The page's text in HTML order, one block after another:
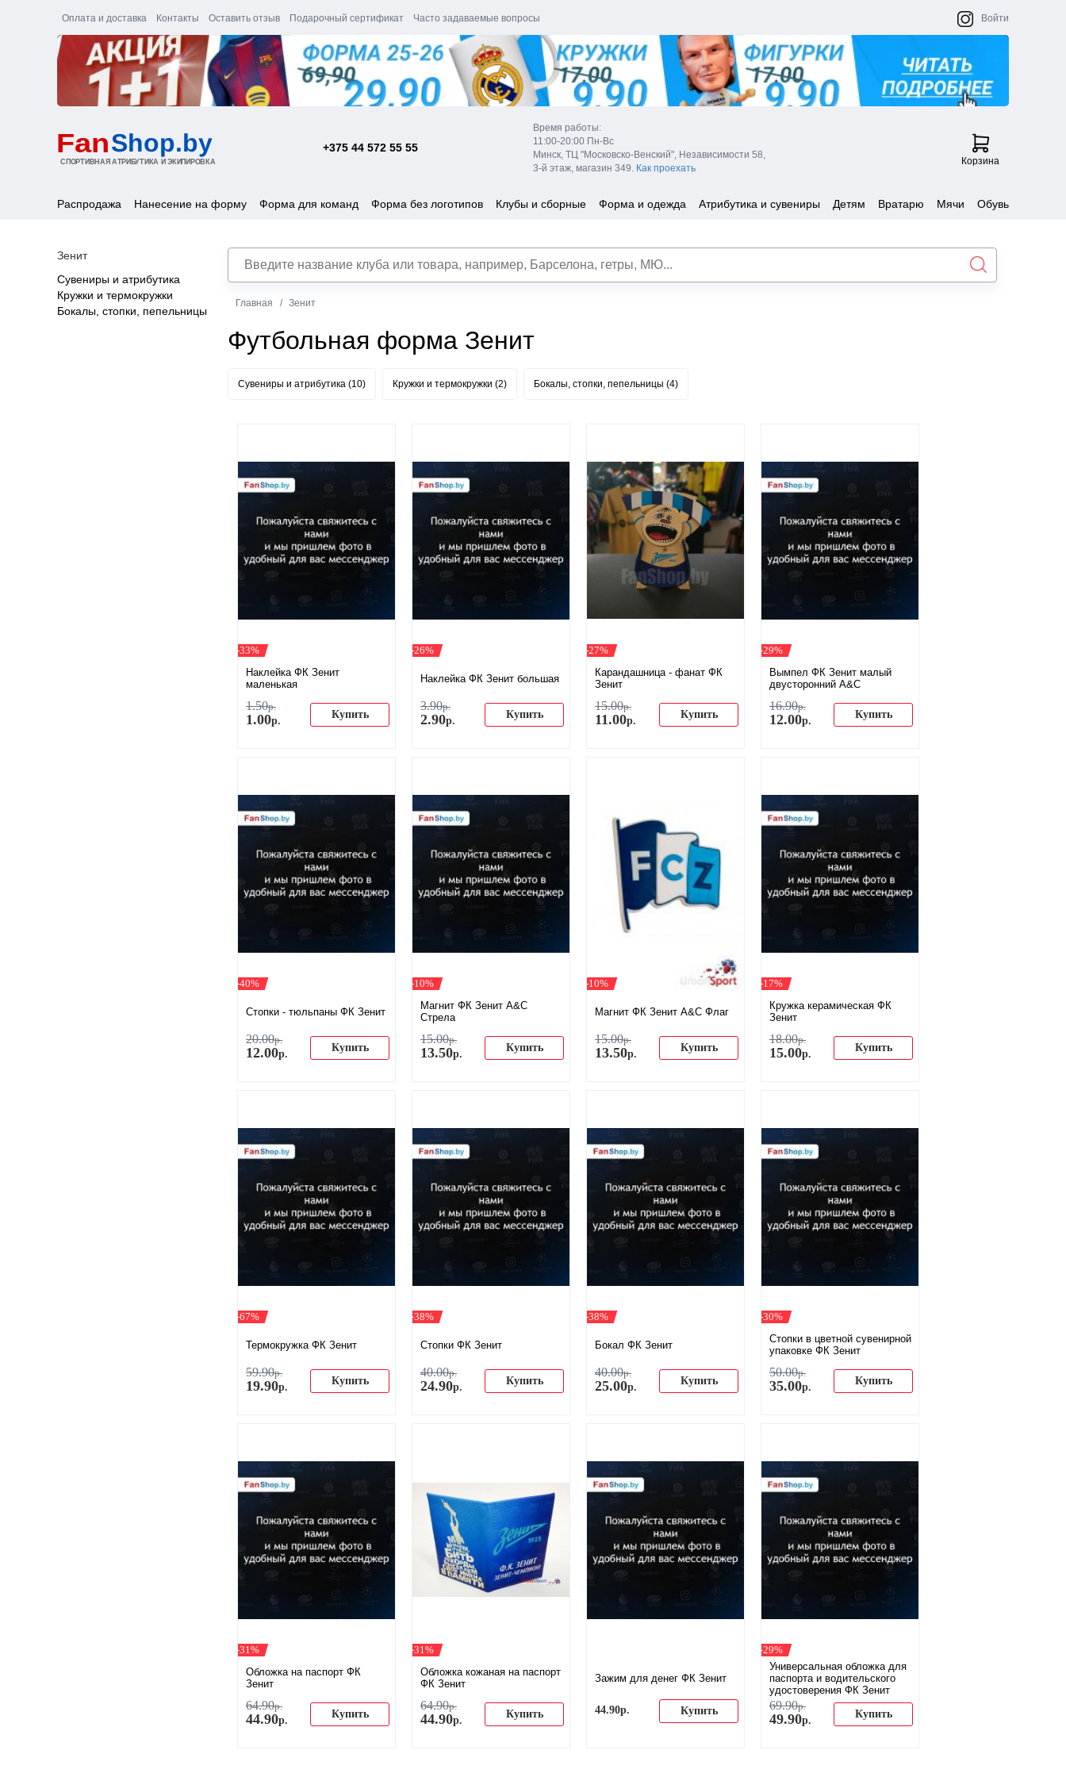
Оплата и доставка Контакты Оставить отзыв Подарочный сертификат Часто задаваемые вопросы Войти
+375 44 572 55 55
Время работы:
11:00-20:00 Пн-Вс
Минск, ТЦ "Московско-Венский", Независимости 58,
3-й этаж, магазин 349. Как проехать
Корзина
Распродажа Нанесение на форму Форма для команд Форма без логотипов Клубы и сборные Форма и одежда Атрибутика и сувениры Детям Вратарю Мячи Обувь
Зенит
Сувениры и атрибутика
Кружки и термокружки
Бокалы, стопки, пепельницы
Главная Зенит
Футбольная форма Зенит
Сувениры и атрибутика (10) Кружки и термокружки (2) Бокалы, стопки, пепельницы (4)
-33%
Наклейка ФК Зенит
маленькая
1.50р.
1.00р. Купить
-26%
Наклейка ФК Зенит большая
3.90р.
2.90р. Купить
-27%
Карандашница - фанат ФК
Зенит
15.00р.
11.00р. Купить
-29%
Вымпел ФК Зенит малый
двусторонний A&C
16.90р.
12.00р. Купить
-40%
​Стопки - тюльпаны ФК Зенит
20.00р.
12.00р. Купить
-10%
Магнит ФК Зенит A&C
Стрела
15.00р.
13.50р. Купить
-10%
Магнит ФК Зенит A&C Флаг
15.00р.
13.50р. Купить
-17%
Кружка керамическая ФК
Зенит
18.00р.
15.00р. Купить
-67%
Термокружка ФК Зенит
59.90р.
19.90р. Купить
-38%
Стопки ФК Зенит
40.00р.
24.90р. Купить
-38%
Бокал ФК Зенит
40.00р.
25.00р. Купить
-30%
Стопки в цветной сувенирной
упаковке ФК Зенит
50.00р.
35.00р. Купить
-31%
Обложка на паспорт ФК
Зенит
64.90р.
44.90р. Купить
-31%
Обложка кожаная на паспорт
ФК Зенит
64.90р.
44.90р. Купить
Зажим для денег ФК Зенит
44.90р. Купить
-29%
Универсальная обложка для
паспорта и водительского
удостоверения ФК Зенит
69.90р.
49.90р. Купить